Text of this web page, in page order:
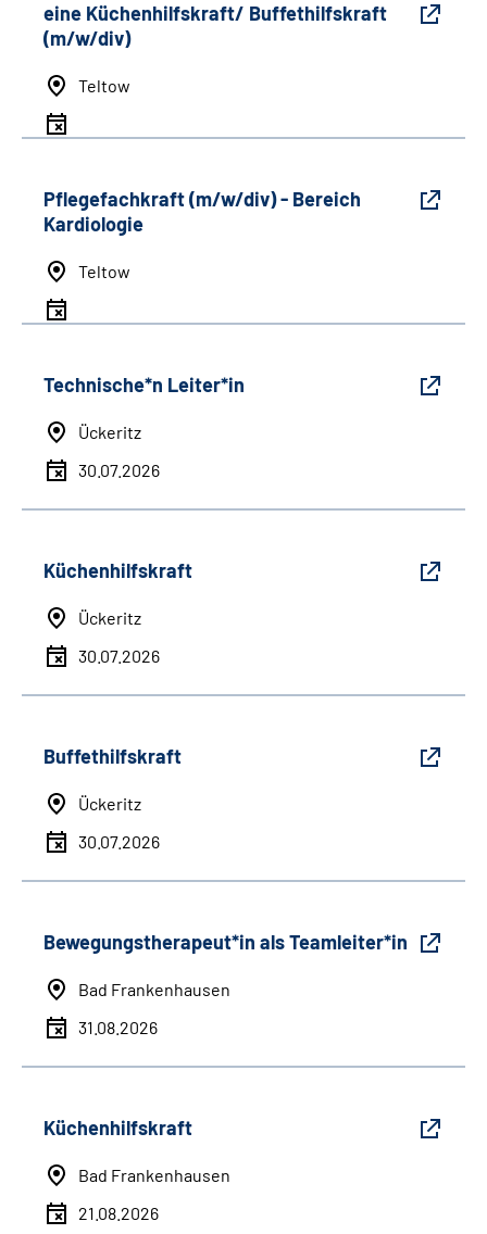
eine Küchenhilfskraft/ Buffethilfskraft
(m/w/div)
Teltow
Pflegefachkraft (m/w/div) - Bereich
Kardiologie
Teltow
Technische*n Leiter*in
Ückeritz
30.07.2026
Küchenhilfskraft
Ückeritz
30.07.2026
Buffethilfskraft
Ückeritz
30.07.2026
Bewegungstherapeut*in als Teamleiter*in
Bad Frankenhausen
31.08.2026
Küchenhilfskraft
Bad Frankenhausen
21.08.2026